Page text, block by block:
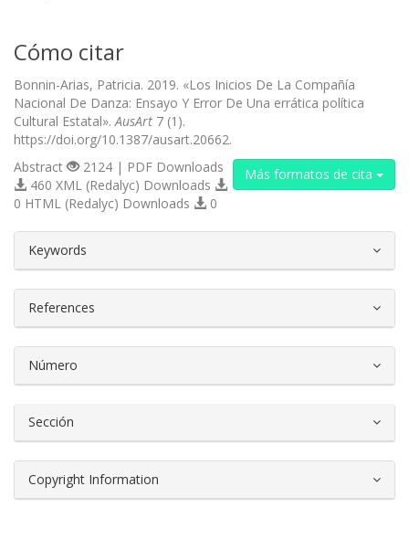
Cómo citar
Bonnin-Arias, Patricia. 2019. «Los Inicios De La Compañía
Nacional De Danza: Ensayo Y Error De Una errática política
Cultural Estatal». AusArt 7 (1).
https://doi.org/10.1387/ausart.20662.
Más formatos de cita
Abstract
2124 | PDF Downloads
460 XML (Redalyc) Downloads
0 HTML (Redalyc) Downloads
0
Keywords
References
Número
Sección
Copyright Information